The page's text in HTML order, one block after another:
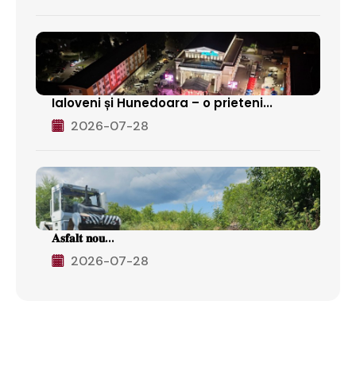
Ialoveni și Hunedoara – o prieteni...
2026-07-28
𝐀𝐬𝐟𝐚𝐥𝐭 𝐧𝐨𝐮...
2026-07-28